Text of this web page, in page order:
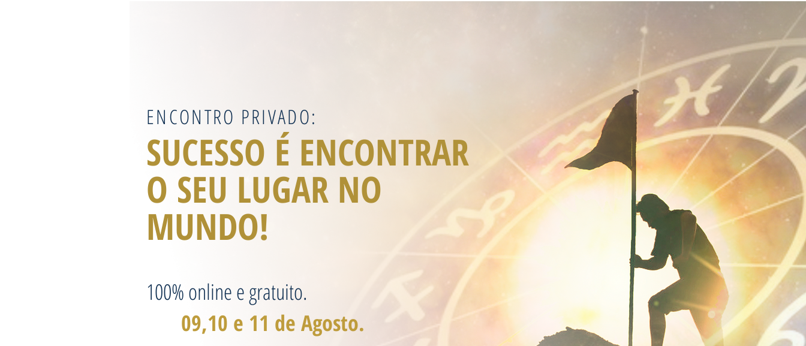
SUCESSO É ENCONTRAR
O SEU LUGAR NO
MUNDO!
ENCONTRO PRIVADO:
100% online e gratuito.
09,10 e 11 de Agosto.